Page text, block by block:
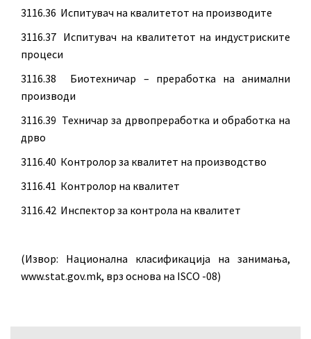
3116.36 Испитувач на квалитетот на производите
3116.37 Испитувач на квалитетот на индустриските
процеси
3116.38 Биотехничар – преработка на анимални
производи
3116.39 Техничар за дрвопреработка и обработка на
дрво
3116.40 Контролор за квалитет на производство
3116.41 Контролор на квалитет
3116.42 Инспектор за контрола на квалитет
(Извор: Национална класификација на занимања,
www.stat.gov.mk, врз основа на ISCO -08)